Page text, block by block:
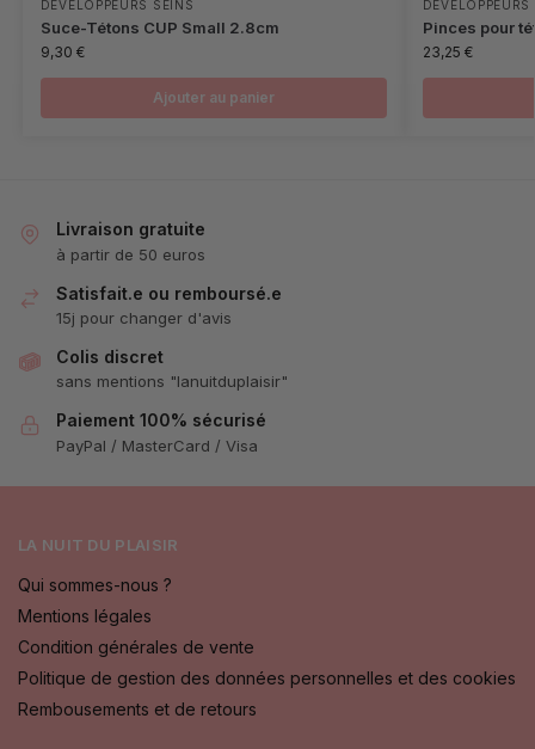
DÉVELOPPEURS SEINS
Suce-Tétons CUP Small 2.8cm
9,30 €
Ajouter au panier
Pinces pour
23,25 €
Livraison gratuite
à partir de 50 euros
Satisfait.e ou remboursé.e
15j pour changer d'avis
Colis discret
sans mentions "lanuitduplaisir"
Paiement 100% sécurisé
PayPal / MasterCard / Visa
LA NUIT DU PLAISIR
Qui sommes-nous ?
Mentions légales
Condition générales de vente
Politique de gestion des données personnelles et des cookies
Rembousements et de retours